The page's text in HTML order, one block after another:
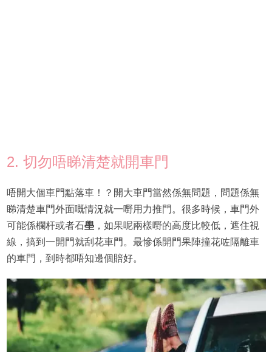
2. 切勿唔睇清楚就開車門
唔開大個車門點落車！？開大車門當然係無問題，問題係無
睇清楚車門外面嘅情況就一嘢用力推門。很多時候，車門外
可能係欄杆或者石壆，如果呢兩樣嘢的高度比較低，遮住視
線，搞到一開門就刮花車門。最慘係開門果陣撞花咗隔離車
的車門，到時都唔知邊個賠好。